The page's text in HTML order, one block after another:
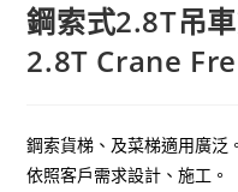
鋼索式2.8T吊
2.8T Crane
鋼索貨梯、及菜梯適用廣泛。
依照客戶需求設計、施工。